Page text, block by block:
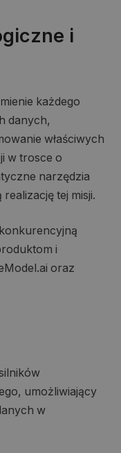
i
każdego
danych,
właściwych
w trosce o
narzędzia
tej misji.
i
oraz
umożliwiający
w